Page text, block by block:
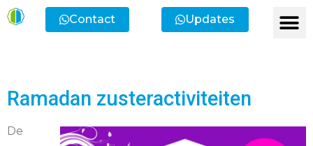
Contact Updates
Ramadan zusteractiviteiten
De